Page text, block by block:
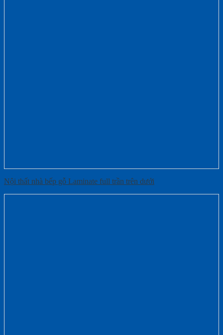
Nội thất nhà bếp gỗ Laminate full trần trên dưới